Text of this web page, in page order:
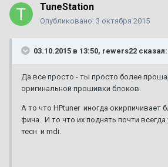
TuneStation
Опубликовано: 3 октября 2015
03.10.2015 в 13:50, rewers22 сказал:
Да все просто - ты просто более
оригинальной прошивки блоков.
А то что HPtuner иногда окирпичивает
фича. И то что их поднять почти
тесн и mdi.